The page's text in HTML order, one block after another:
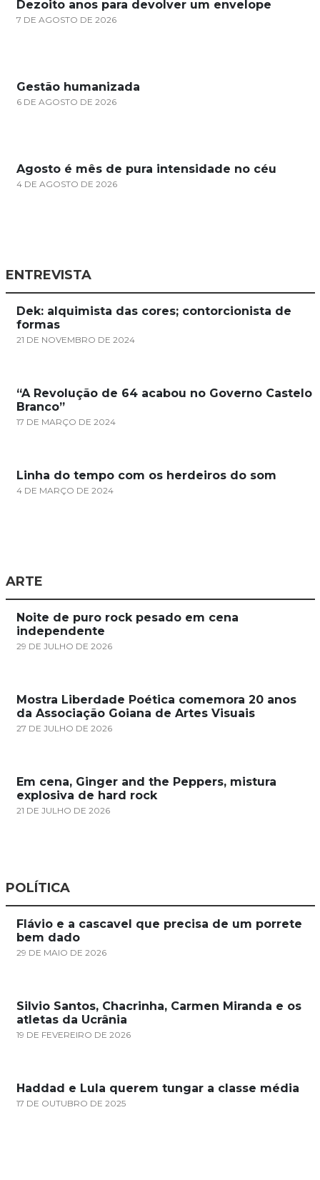
Dezoito anos para devolver um envelope
7 DE AGOSTO DE 2026
Gestão humanizada
6 DE AGOSTO DE 2026
Agosto é mês de pura intensidade no céu
4 DE AGOSTO DE 2026
ENTREVISTA
Dek: alquimista das cores; contorcionista de
formas
21 DE NOVEMBRO DE 2024
“A Revolução de 64 acabou no Governo Castelo
Branco”
17 DE MARÇO DE 2024
Linha do tempo com os herdeiros do som
4 DE MARÇO DE 2024
ARTE
Noite de puro rock pesado em cena
independente
29 DE JULHO DE 2026
Mostra Liberdade Poética comemora 20 anos
da Associação Goiana de Artes Visuais
27 DE JULHO DE 2026
Em cena, Ginger and the Peppers, mistura
explosiva de hard rock
21 DE JULHO DE 2026
POLÍTICA
Flávio e a cascavel que precisa de um porrete
bem dado
29 DE MAIO DE 2026
Silvio Santos, Chacrinha, Carmen Miranda e os
atletas da Ucrânia
19 DE FEVEREIRO DE 2026
Haddad e Lula querem tungar a classe média
17 DE OUTUBRO DE 2025